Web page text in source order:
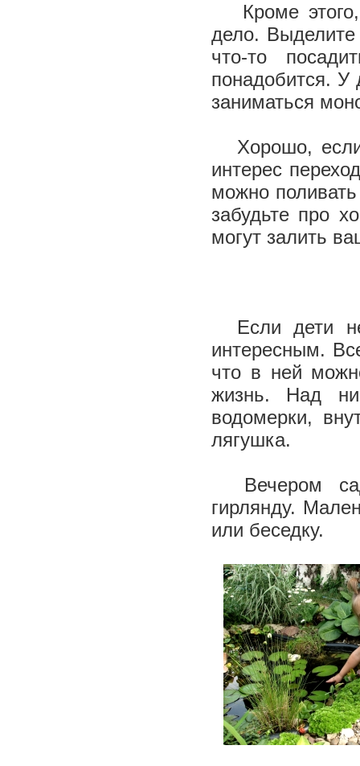
Кроме этого,
дело. Выделите
что-то
понадобится. У
заниматься
Хорошо, если
интерес
можно
забудьте про
могут залить
Если дети
интересным.
что в ней
жизнь. Над
водомерки,
лягушка.
Вечером
гирлянду.
или беседку.